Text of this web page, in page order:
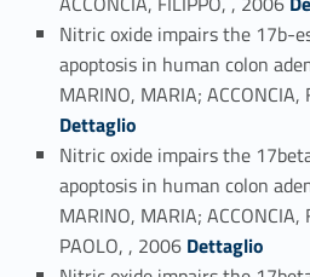
Nitric oxide impairs the 17b-
apoptosis in human colon
MARINO, MARIA;
Dettaglio
Nitric oxide impairs the
apoptosis in human colon
MARINO, MARIA; ACCONCIA,
PAOLO, , 2006 Link identifier #identifier_person_21967-88
Dettaglio